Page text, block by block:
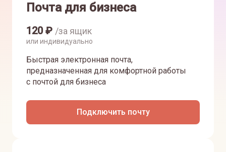
Почта для бизнеса
120₽ /за ящик
или индивидуально
Быстрая электронная почта,
предназначенная для комфортной работы
с почтой для бизнеса
Подключить почту